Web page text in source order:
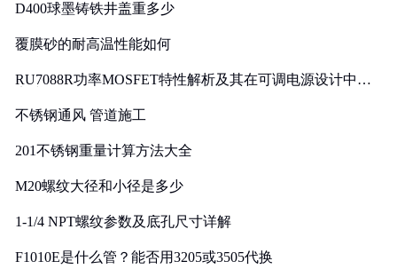
D400球墨铸铁井盖重多少
覆膜砂的耐高温性能如何
RU7088R功率MOSFET特性解析及其在可调电源设计中的
不锈钢通风 管道施工
201不锈钢重量计算方法大全
M20螺纹大径和小径是多少
1-1/4 NPT螺纹参数及底孔尺寸详解
F1010E是什么管？能否用3205或3505代换